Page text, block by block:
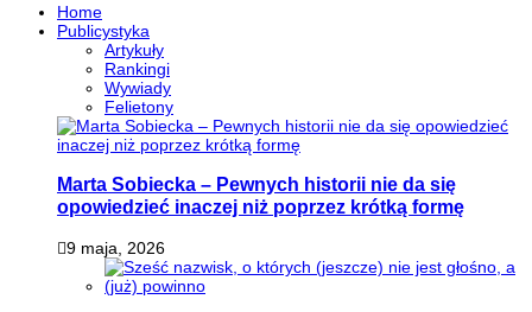
Home
Publicystyka
Artykuły
Rankingi
Wywiady
Felietony
Marta Sobiecka – Pewnych historii nie da się
opowiedzieć inaczej niż poprzez krótką formę
9 maja, 2026